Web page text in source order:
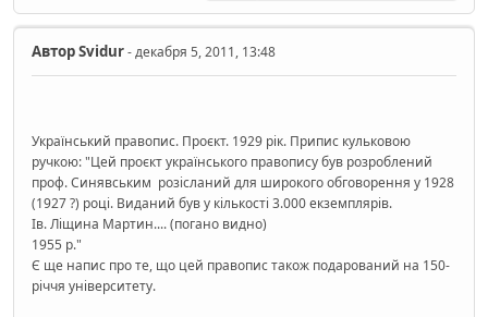
АвторSvidur- декабря 5, 2011, 13:48
Український правопис. Проєкт. 1929 рік. Припис кульковою
ручкою: "Цей проєкт українського правопису був розроблений
проф. Синявським розісланий для широкого обговорення у 1928
(1927 ?) році. Виданий був у кількості 3.000 екземплярів.
Ів. Ліщина Мартин.... (погано видно)
1955 р."
Є ще напис про те, що цей правопис також подарований на 150-
річчя університету.